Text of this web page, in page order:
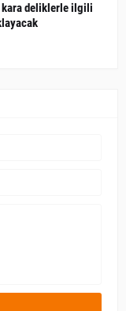
kara deliklerle ilgili